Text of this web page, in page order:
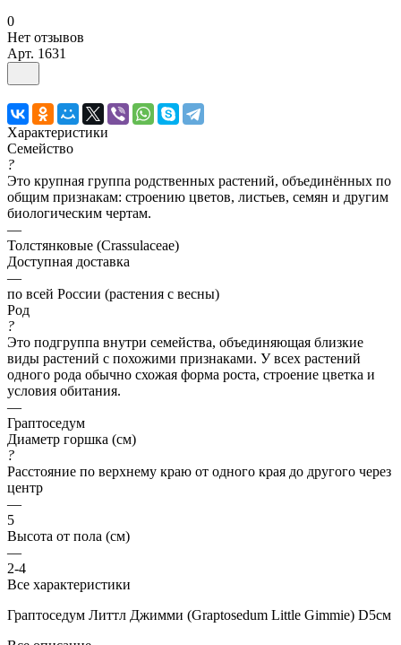
0
Нет отзывов
Арт. 1631
Характеристики
Семейство
?
Это крупная группа родственных растений, объединённых по
общим признакам: строению цветов, листьев, семян и другим
биологическим чертам.
—
Толстянковые (Crassulaceae)
Доступная доставка
—
по всей России (растения с весны)
Род
?
Это подгруппа внутри семейства, объединяющая близкие
виды растений с похожими признаками. У всех растений
одного рода обычно схожая форма роста, строение цветка и
условия обитания.
—
Граптоседум
Диаметр горшка (см)
?
Расстояние по верхнему краю от одного края до другого через
центр
—
5
Высота от пола (см)
—
2-4
Все характеристики
Граптоседум Литтл Джимми (Graptosedum Little Gimmie) D5см